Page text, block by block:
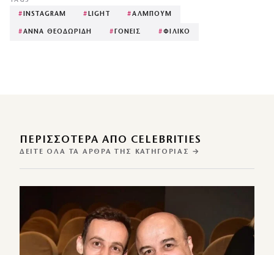
# INSTAGRAM # LIGHT #ΑΛΜΠΟΥΜ
#ΑΝΝΑ ΘΕΟΔΩΡΙΔΗ # ΓΟΝΕΙΣ #ΦΙΛΙΚΟ
ΠΕΡΙΣΣΌΤΕΡΑ ΑΠΌ CELEBRITIES
ΔΕΊΤΕ ΌΛΑ ΤΑ ΆΡΘΡΑ ΤΗΣ ΚΑΤΗΓΟΡΊΑΣ →